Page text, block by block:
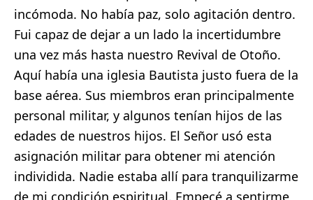
incómoda. No había paz, solo agitación dentro.
Fui capaz de dejar a un lado la incertidumbre
una vez más hasta nuestro Revival de Otoño.
Aquí había una iglesia Bautista justo fuera de la
base aérea. Sus miembros eran principalmente
personal militar, y algunos tenían hijos de las
edades de nuestros hijos. El Señor usó esta
asignación militar para obtener mi atención
individida. Nadie estaba allí para tranquilizarme